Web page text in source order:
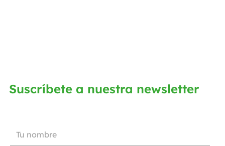
Suscríbete a nuestra newsletter